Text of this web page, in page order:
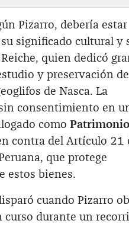
Pizarro, debería estar
significado cultural y
quien dedicó
y preservación
de Nasca. La
consentimiento en
como Patrimonio
contra del Artículo 21
que protege
estos bienes.
cuando Pizarro
curso durante un